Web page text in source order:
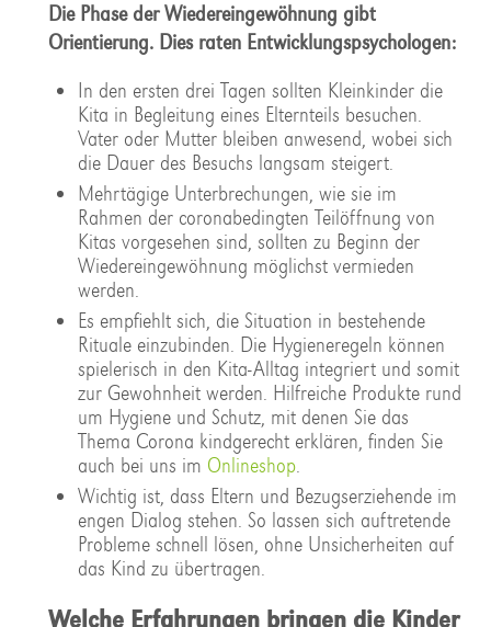
Die Phase der Wiedereingewöhnung gibt
Orientierung. Dies raten Entwicklungspsychologen:
In den ersten drei Tagen sollten Kleinkinder die
Kita in Begleitung eines Elternteils besuchen.
Vater oder Mutter bleiben anwesend, wobei sich
die Dauer des Besuchs langsam steigert.
Mehrtägige Unterbrechungen, wie sie im
Rahmen der coronabedingten Teilöffnung von
Kitas vorgesehen sind, sollten zu Beginn der
Wiedereingewöhnung möglichst vermieden
werden.
Es empfiehlt sich, die Situation in bestehende
Rituale einzubinden. Die Hygieneregeln können
spielerisch in den Kita-Alltag integriert und somit
zur Gewohnheit werden. Hilfreiche Produkte rund
um Hygiene und Schutz, mit denen Sie das
Thema Corona kindgerecht erklären, finden Sie
auch bei uns im Onlineshop.
Wichtig ist, dass Eltern und Bezugserziehende im
engen Dialog stehen. So lassen sich auftretende
Probleme schnell lösen, ohne Unsicherheiten auf
das Kind zu übertragen.
Welche Erfahrungen bringen die Kinder